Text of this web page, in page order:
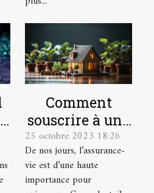
Comment
souscrire à une
assurance vie ?
25 octobre 2023 18:26
De nos jours, l’assurance-
vie est d’une haute
importance pour